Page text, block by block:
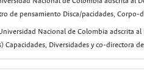
de pensamiento Disca/pacidades,
Nacional de Colombia adscrita
Diversidades y co-directora